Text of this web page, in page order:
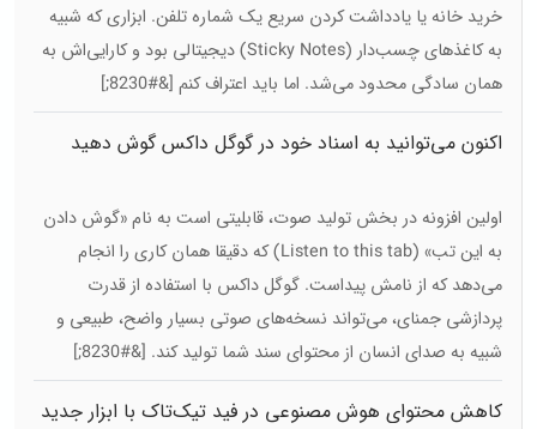
خرید خانه یا یادداشت کردن سریع یک شماره تلفن. ابزاری که شبیه
به کاغذهای چسب‌دار (Sticky Notes) دیجیتالی بود و کارایی‌اش به
همان سادگی محدود می‌شد. اما باید اعتراف کنم [&#8230;]
اکنون می‌توانید به اسناد خود در گوگل داکس گوش دهید
اولین افزونه در بخش تولید صوت، قابلیتی است به نام «گوش دادن
به این تب» (Listen to this tab) که دقیقا همان کاری را انجام
می‌دهد که از نامش پیداست. گوگل داکس با استفاده از قدرت
پردازشی جمنای، می‌تواند نسخه‌های صوتی بسیار واضح، طبیعی و
شبیه به صدای انسان از محتوای سند شما تولید کند. [&#8230;]
کاهش محتوای هوش مصنوعی در فید تیک‌تاک با ابزار جدید